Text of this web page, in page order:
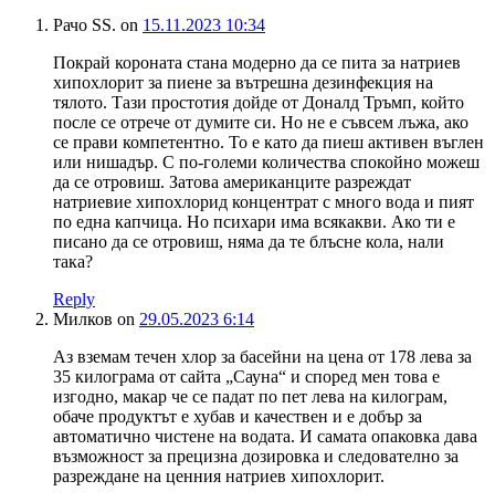
Рачо SS. on 15.11.2023 10:34
Покрай короната стана модерно да се пита за натриев
хипохлорит за пиене за вътрешна дезинфекция на
тялото. Тази простотия дойде от Доналд Тръмп, който
после се отрече от думите си. Но не е съвсем лъжа, ако
се прави компетентно. То е като да пиеш активен въглен
или нишадър. С по-големи количества спокойно можеш
да се отровиш. Затова американците разреждат
натриевие хипохлорид концентрат с много вода и пият
по една капчица. Но психари има всякакви. Ако ти е
писано да се отровиш, няма да те блъсне кола, нали
така?
Reply
Милков on 29.05.2023 6:14
Аз вземам течен хлор за басейни на цена от 178 лева за
35 килограма от сайта „Сауна“ и според мен това е
изгодно, макар че се падат по пет лева на килограм,
обаче продуктът е хубав и качествен и е добър за
автоматично чистене на водата. И самата опаковка дава
възможност за прецизна дозировка и следователно за
разреждане на ценния натриев хипохлорит.